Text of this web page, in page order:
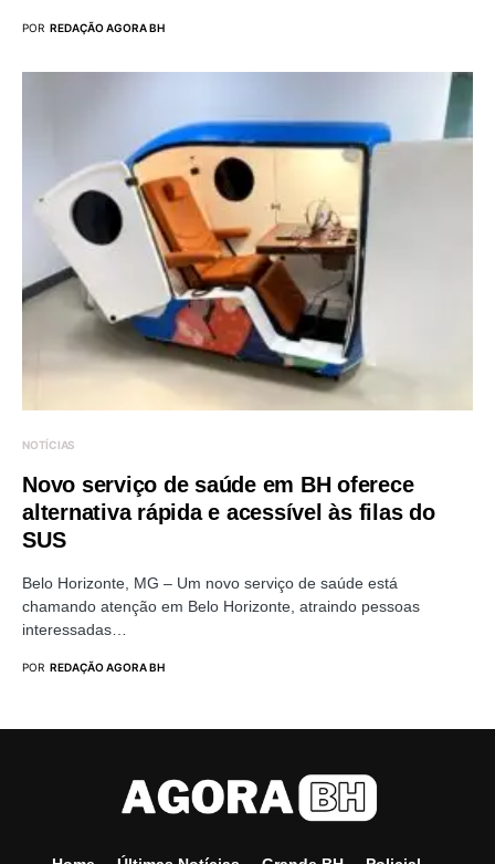
POR REDAÇÃO AGORA BH
NOTÍCIAS
Novo serviço de saúde em BH oferece
alternativa rápida e acessível às filas do
SUS
Belo Horizonte, MG – Um novo serviço de saúde está
chamando atenção em Belo Horizonte, atraindo pessoas
interessadas…
POR REDAÇÃO AGORA BH